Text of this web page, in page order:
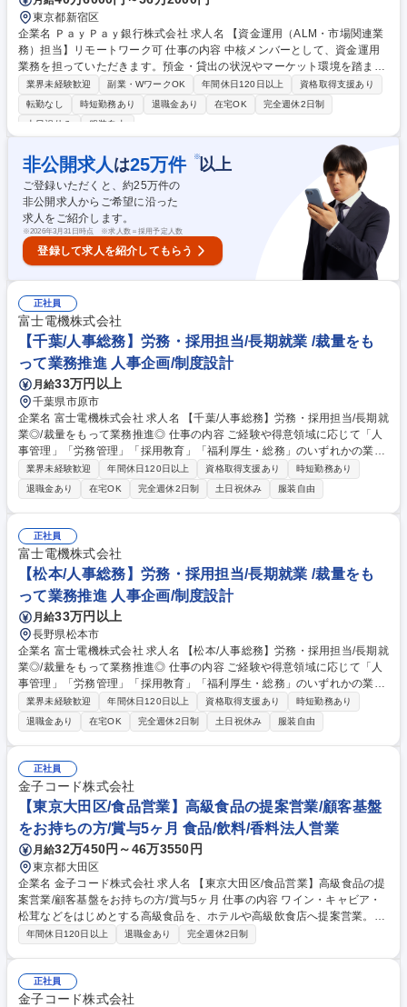
東京都新宿区
企業名 ＰａｙＰａｙ銀行株式会社 求人名 【資金運用（ALM・市場関連業
務）担当】リモートワーク可 仕事の内容 中核メンバーとして、資金運用
業務を担っていただきます。預金・貸出の状況やマーケット環境を踏まえ
ながら、資金調達・運用、債券運用・株式運用など幅広い市場関連業務に
携わり、専門性を発揮いただきます。 【業務詳細】■ALMグループでのAL
M運営業務および資金繰り業務（コール・レポ運用/調達、国内の債券投
株式、国内外債券、先物など） 【特徴】■少人数組織だからこそ、一人ひ
とりが裁量を持ち、資金運用に関する業務に幅広く携わることができま
す。 ネット銀行ならではのスピード感のある環境で専門性をさらに高めた
い方にマッチする環境です。 募集職種 【資金運用（ALM・市場関連業
務）担当】リモートワーク可
業界未経験歓迎 副業・WワークOK 年間休日120日以上
資格取得支援あり
転勤なし
時短勤務あり 退職金あり 在宅OK
完全週休2日制
土日祝休み
服装自由
非公開求人 は25万件 ※以上
ご登録いただくと、約25万件の
非公開求人からご希望に沿った
求人をご紹介します。
※2026年3月31日時点 ※求人数＝採用予定人数
登録して求人を紹介してもらう
正社員
富士電機株式会社
【千葉/人事総務】労務・採用担当/長期就業 /裁量をも
って業務推進 人事企画/制度設計
月給33万円以上
千葉県市原市
企業名 富士電機株式会社 求人名 【千葉/人事総務】労務・採用担当/長期就
業◎/裁量をもって業務推進◎ 仕事の内容 ご経験や得意領域に応じて「人
事管理」「労務管理」「採用教育」「福利厚生・総務」のいずれかの業務
をお任せします。現場マネジメント層と連携し、組織の成長を支える役割
です。 以下のいずれかからスタートし、将来的には幅広い業務を経験しま
す。 (1)人事管理:異動・配置、評価、人員・人件費計画 (2)労務管理:労働
組合窓口、労使協議会運営、勤怠等の環境整備 (3)採用教育:新卒・中途採
用の企画実行、教育企画、昇格試験運営 (4)福利厚生・総務:寮・社宅の管
理、各種制度運営 募集職種 【千葉/人事総務】労務・採用担当/長期就業◎/
裁量をもって業務推進◎
業界未経験歓迎 年間休日120日以上 資格取得支援あり
時短勤務あり
退職金あり
在宅OK 完全週休2日制 土日祝休み 服装自由
正社員
富士電機株式会社
【松本/人事総務】労務・採用担当/長期就業 /裁量をも
って業務推進 人事企画/制度設計
月給33万円以上
長野県松本市
企業名 富士電機株式会社 求人名 【松本/人事総務】労務・採用担当/長期就
業◎/裁量をもって業務推進◎ 仕事の内容 ご経験や得意領域に応じて「人
事管理」「労務管理」「採用教育」「福利厚生・総務」のいずれかの業務
をお任せします。現場マネジメント層と連携し、組織の成長を支える役割
です。 以下のいずれかからスタートし、将来的には幅広い業務を経験しま
す。 (1)人事管理:異動・配置、評価、人員・人件費計画 (2)労務管理:労働
組合窓口、労使協議会運営、勤怠等の環境整備 (3)採用教育:新卒・中途採
用の企画実行、教育企画、昇格試験運営 (4)福利厚生・総務:寮・社宅の管
理、各種制度運営 募集職種 【松本/人事総務】労務・採用担当/長期就業◎/
裁量をもって業務推進◎
業界未経験歓迎 年間休日120日以上 資格取得支援あり
時短勤務あり
退職金あり
在宅OK 完全週休2日制 土日祝休み 服装自由
正社員
金子コード株式会社
【東京大田区/食品営業】高級食品の提案営業/顧客基盤
をお持ちの方/賞与5ヶ月 食品/飲料/香料法人営業
月給32万450円～46万3550円
東京都大田区
企業名 金子コード株式会社 求人名 【東京大田区/食品営業】高級食品の提
案営業/顧客基盤をお持ちの方/賞与5ヶ月 仕事の内容 ワイン・キャビア・
松茸などをはじめとする高級食品を、ホテルや高級飲食店へ提案営業。こ
れまでの顧客ネットワークや関係性を活かし、販路拡大や深耕営業を担っ
係構築：これまでの人脈や業界ネットワークを活かした販路拡大 ■戦略立
案：高級商材のブランド価値向上に向けた営業戦略の企画・実行 ■組織貢
年間休日120日以上 退職金あり 完全週休2日制
正社員
金子コード株式会社